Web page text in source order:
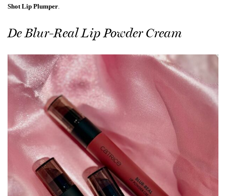
Shot Lip Plumper.
De Blur-Real Lip Powder Cream